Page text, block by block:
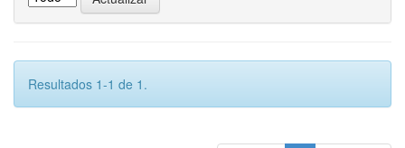
Resultados 1-1 de 1.